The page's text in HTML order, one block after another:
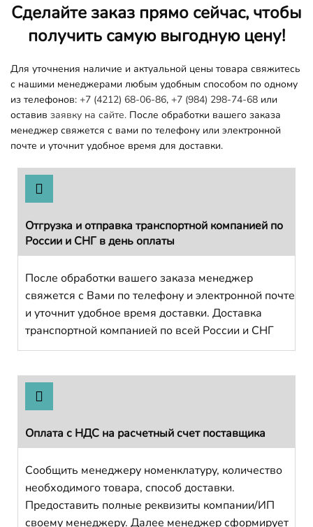
Сделайте заказ прямо сейчас, чтобы
получить самую выгодную цену!
Для уточнения наличие и актуальной цены товара свяжитесь
с нашими менеджерами любым удобным способом по одному
из телефонов: +7 (4212) 68-06-86, +7 (984) 298-74-68 или
оставив заявку на сайте. После обработки вашего заказа
менеджер свяжется с вами по телефону или электронной
почте и уточнит удобное время для доставки.
Отгрузка и отправка транспортной компанией по
России и СНГ в день оплаты
После обработки вашего заказа менеджер
свяжется с Вами по телефону и электронной почте
и уточнит удобное время доставки. Доставка
транспортной компанией по всей России и СНГ
Оплата с НДС на расчетный счет поставщика
Сообщить менеджеру номенклатуру, количество
необходимого товара, способ доставки.
Предоставить полные реквизиты компании/ИП
своему менеджеру. Далее менеджер сформирует